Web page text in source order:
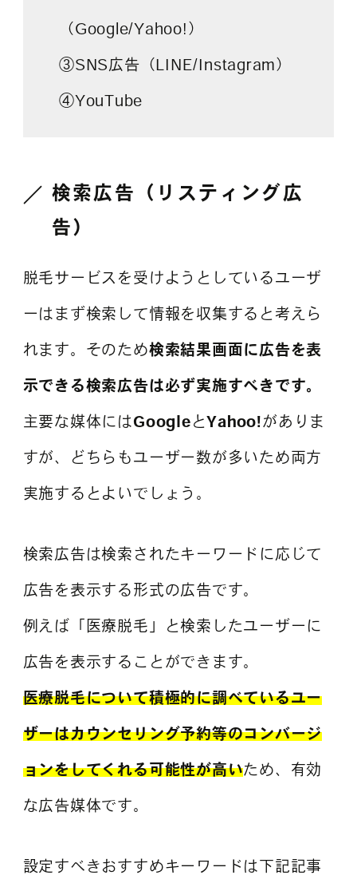
（Google/Yahoo!）
③SNS広告（LINE/Instagram）
④YouTube
検索広告（リスティング広
告）
脱毛サービスを受けようとしているユーザ
ーはまず検索して情報を収集すると考えら
れます。そのため検索結果画面に広告を表
示できる検索広告は必ず実施すべきです。
主要な媒体には Google とYahoo! がありま
すが、どちらもユーザー数が多いため両方
実施するとよいでしょう。
検索広告は検索されたキーワードに応じて
広告を表示する形式の広告です。
例えば「医療脱毛」と検索したユーザーに
広告を表示することができます。
医療脱毛について積極的に調べているユー
ザーはカウンセリング予約等のコンバージ
ョンをしてくれる可能性が高いため、有効
な広告媒体です。
設定すべきおすすめキーワードは下記記事